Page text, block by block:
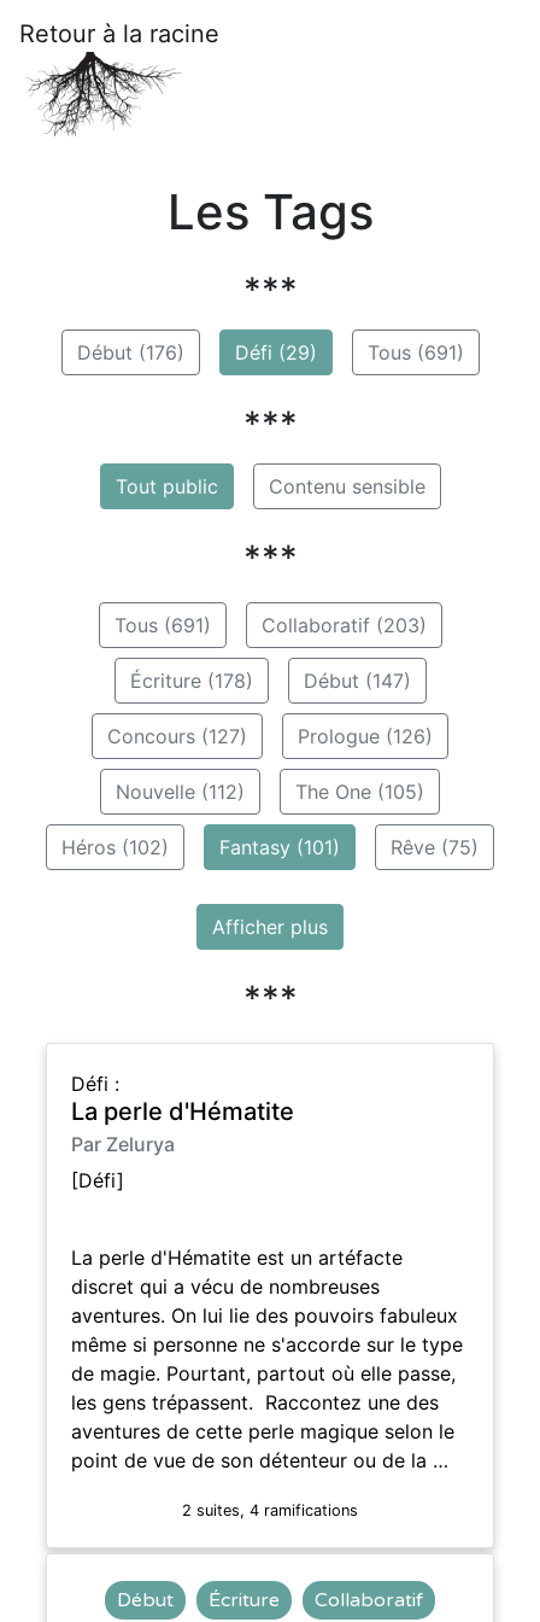
Retour à la racine
Les Tags
***
Début (176) Défi (29) Tous (691)
***
Tout public Contenu sensible
***
Tous (691) Collaboratif (203)
Écriture (178) Début (147)
Concours (127) Prologue (126)
Nouvelle (112) The One (105)
Héros (102) Fantasy (101) Rêve (75)
Afficher plus
***
Défi :
La perle d'Hématite
Par Zelurya
[Défi]
La perle d'Hématite est un artéfacte
discret qui a vécu de nombreuses
aventures. On lui lie des pouvoirs fabuleux
même si personne ne s'accorde sur le type
de magie. Pourtant, partout où elle passe,
les gens trépassent. Raccontez une des
aventures de cette perle magique selon le
point de vue de son détenteur ou de la …
2 suites, 4 ramifications
Début Écriture Collaboratif